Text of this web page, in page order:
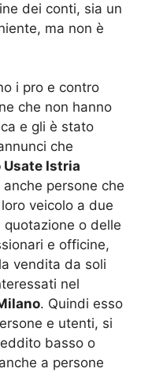
dei conti, sia un
ma non è
i pro e contro
che non hanno
e gli è stato
che
Usate Istria
persone che
veicolo a due
o delle
e officine,
vendita da soli
nel
. Quindi esso
e utenti, si
basso o
a persone